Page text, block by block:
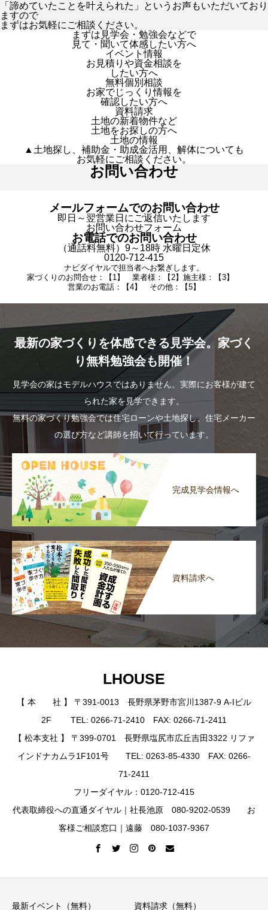
「諦めていたことを叶えられた」というお声もいただいており
ますので
まずはお気軽にご相談ください。
まずは見学会・勉強会などで
見て・聞いて体感したい方へ
イベント情報
お見積りや資金相談を
したい方へ
無料個別相談
お家でじっくり情報を
確認したい方へ
資料請求
土地の新着物件など
土地をお探しの方へ
土地の情報
▲土地探し、補助金・助成金活用、解体についても
お気軽にご相談ください。
お問い合わせ
メールフォームでのお問い合わせ
即日～翌営業日にご返信いたします
お問い合わせフォーム
お電話でのお問い合わせ
（通話料無料）9～18時 水曜日定休
0120-712-415
ナビダイヤルで担当者へお繋ぎします。
家づくりのお問合せ：【1】 業者様：【2】施主様：【3】
営業のお電話：【4】 その他：【5】
最新の家づくりを体感できる見学会。家づく
り無料勉強会も開催！
見学会の家はモデルハウスではありません。実際にお客様が建て
られた家を見学できます。
無料の家づくり勉強会では住宅ローンや土地探し、住宅メーカー
の選び方など講師を招いて行っています。
完成見学会情報へ
資料請求へ
LHOUSE
【 本 社 】 〒391-0013 長野県茅野市宮川1387-9 A-Iビル
2F TEL: 0266-71-2410 FAX: 0266-71-2411
【 松本支社 】 〒399-0701 長野県塩尻市広丘吉田3322 リファ
インドナカムラ1F101号 TEL: 0263-85-4330 FAX: 0266-
71-2411
フリーダイヤル：0120-712-415
代表取締役への直通ダイヤル｜社長池原 080-9202-0539 お
客様ご相談窓口｜遠藤 080-1037-9367
最新イベント（無料） 資料請求（無料）